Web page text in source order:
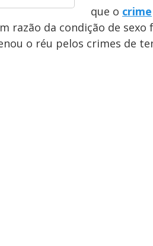
que o crime
razão da condição de
o réu pelos crimes de